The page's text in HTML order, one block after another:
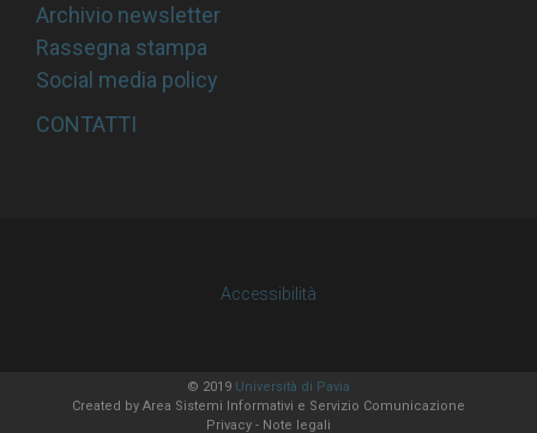
Archivio newsletter
Rassegna stampa
Social media policy
CONTATTI
Accessibilità
© 2019 Università di Pavia
Created by Area Sistemi Informativi e Servizio Comunicazione
Privacy - Note legali